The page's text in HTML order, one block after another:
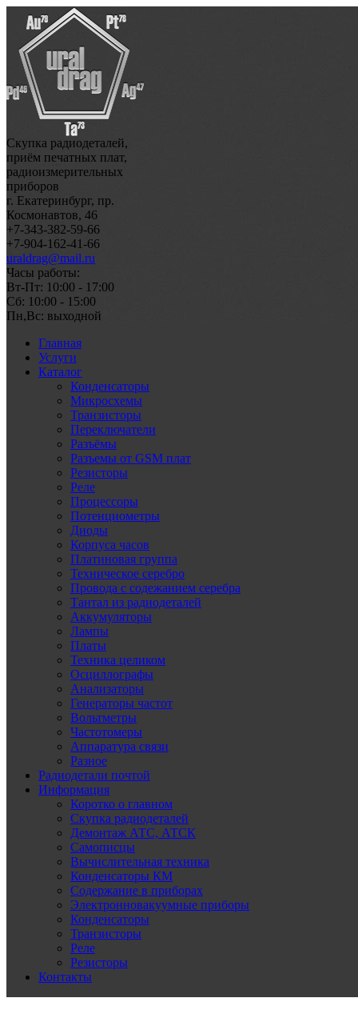
Скупка радиодеталей,
приём печатных плат,
радиоизмерительных
приборов
г. Екатеринбург, пр.
Космонавтов, 46
+7-343-382-59-66
+7-904-162-41-66
uraldrag@mail.ru
Часы работы:
Вт-Пт: 10:00 - 17:00
Сб: 10:00 - 15:00
Пн,Вс: выходной
Главная
Услуги
Каталог
Конденсаторы
Микросхемы
Транзисторы
Переключатели
Разъёмы
Разъемы от GSM плат
Резисторы
Реле
Процессоры
Потенциометры
Диоды
Корпуса часов
Платиновая группа
Техническое серебро
Провода с содежанием серебра
Тантал из радиодеталей
Аккумуляторы
Лампы
Платы
Техника целиком
Осциллографы
Анализаторы
Генераторы частот
Вольтметры
Частотомеры
Аппаратура связи
Разное
Радиодетали почтой
Информация
Коротко о главном
Скупка радиодеталей
Демонтаж АТС, АТСК
Самописцы
Вычислительная техника
Конденсаторы КМ
Содержание в приборах
Электронновакуумные приборы
Конденсаторы
Транзисторы
Реле
Резисторы
Контакты